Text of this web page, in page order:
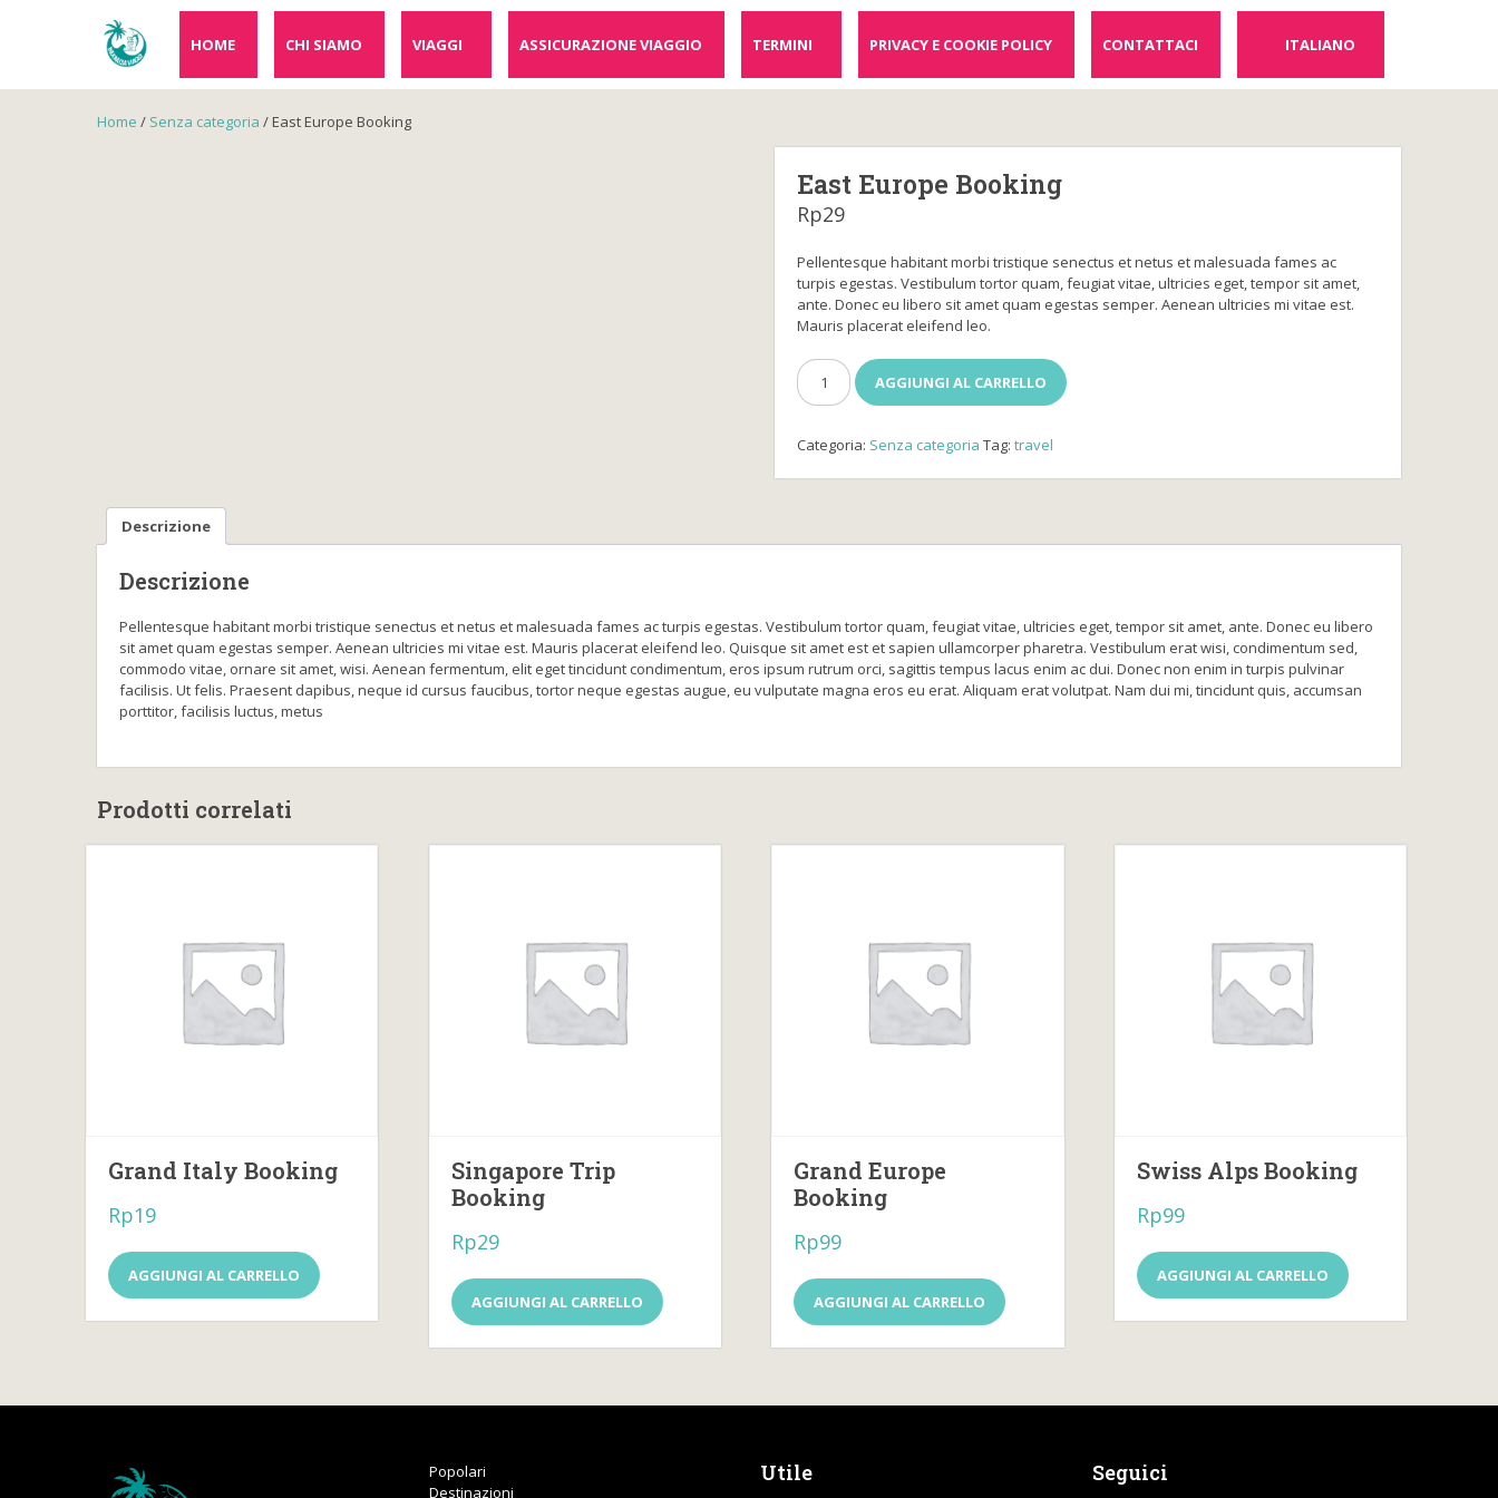
HOME CHI SIAMO VIAGGI ASSICURAZIONE VIAGGIO TERMINI PRIVACY E COOKIE POLICY CONTATTACI ITALIANO
Home / Senza categoria / East Europe Booking
East Europe Booking
Rp29
Pellentesque habitant morbi tristique senectus et netus et malesuada fames ac
turpis egestas. Vestibulum tortor quam, feugiat vitae, ultricies eget, tempor sit amet,
ante. Donec eu libero sit amet quam egestas semper. Aenean ultricies mi vitae est.
Mauris placerat eleifend leo.
East
Europe
Booking
AGGIUNGI AL CARRELLO
Categoria: Senza categoria Tag:travel
Descrizione
Descrizione
Pellentesque habitant morbi tristique senectus et netus et malesuada fames ac turpis egestas. Vestibulum tortor quam, feugiat vitae, ultricies eget, tempor sit amet, ante. Donec eu libero
sit amet quam egestas semper. Aenean ultricies mi vitae est. Mauris placerat eleifend leo. Quisque sit amet est et sapien ullamcorper pharetra. Vestibulum erat wisi, condimentum sed,
commodo vitae, ornare sit amet, wisi. Aenean fermentum, elit eget tincidunt condimentum, eros ipsum rutrum orci, sagittis tempus lacus enim ac dui. Donec non enim in turpis pulvinar
facilisis. Ut felis. Praesent dapibus, neque id cursus faucibus, tortor neque egestas augue, eu vulputate magna eros eu erat. Aliquam erat volutpat. Nam dui mi, tincidunt quis, accumsan
porttitor, facilisis luctus, metus
Prodotti correlati
Grand Italy Booking
Rp19
AGGIUNGI AL CARRELLO
Singapore Trip
Booking
Rp29
AGGIUNGI AL CARRELLO
Grand Europe
Booking
Rp99
AGGIUNGI AL CARRELLO
Swiss Alps Booking
Rp99
AGGIUNGI AL CARRELLO
Popolari
Destinazioni
Utile Seguici